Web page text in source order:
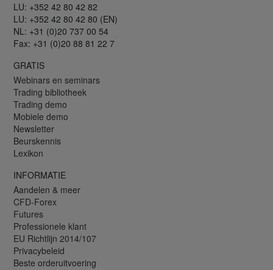
LU: +352 42 80 42 82
LU: +352 42 80 42 80 (EN)
NL: +31 (0)20 737 00 54
Fax: +31 (0)20 88 81 22 7
GRATIS
Webinars en seminars
Trading bibliotheek
Trading demo
Mobiele demo
Newsletter
Beurskennis
Lexikon
INFORMATIE
Aandelen & meer
CFD-Forex
Futures
Professionele klant
EU Richtlijn 2014/107
Privacybeleid
Beste orderuitvoering